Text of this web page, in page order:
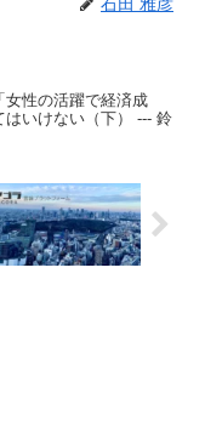
女性の活躍で経済成
はいけない（下） --- 鈴